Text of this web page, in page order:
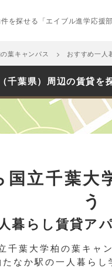
を探せる「エイブル進学応援部
葉キャンパス おすすめ一人
千葉県）周辺の賃貸
立千葉大
う
暮らし賃貸ア
千葉大学柏の葉キャ
たなか駅の一人暮らし